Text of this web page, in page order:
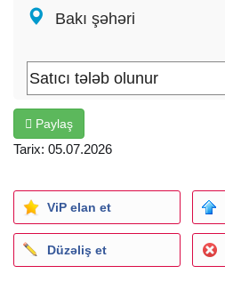
Bakı şəhəri
Paylaş
Tarix: 05.07.2026
ViP elan et
Düzəliş et